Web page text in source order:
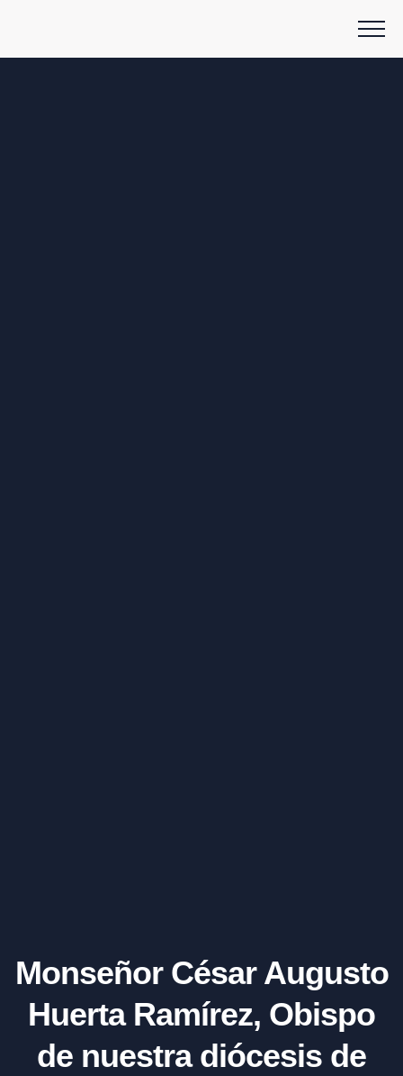
Monseñor César Augusto
Huerta Ramírez, Obispo
de nuestra diócesis de